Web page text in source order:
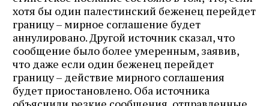
хотя бы один палестинский беженец перейдет
границу – мирное соглашение будет
аннулировано. Другой источник сказал, что
сообщение было более умеренным, заявив,
что даже если один беженец перейдет
границу – действие мирного соглашения
будет приостановлено. Оба источника